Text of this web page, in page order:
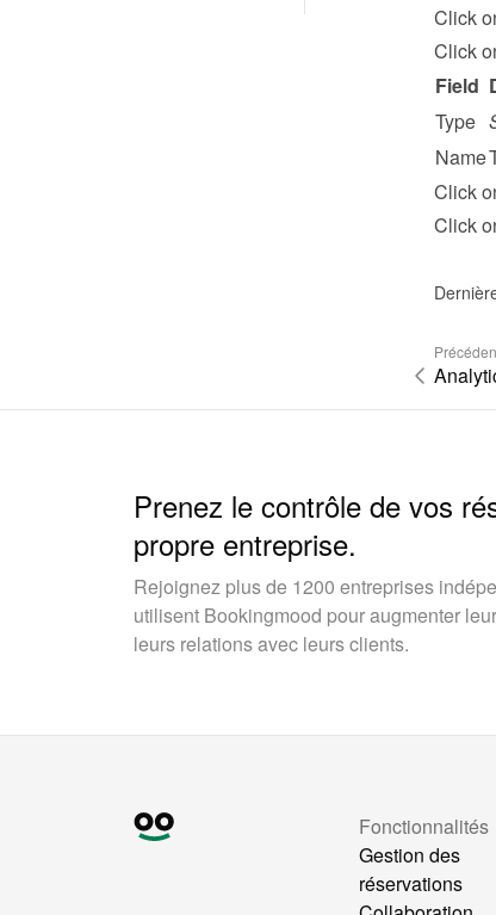
Click
Click
Field
Type
Name
Click
Click
Prenez le contrôle de vos
propre entreprise.
Rejoignez plus de 1200 entreprises
utilisent Bookingmood pour augmenter
leurs relations avec leurs clients.
Fonctionnalités
Gestion des
réservations